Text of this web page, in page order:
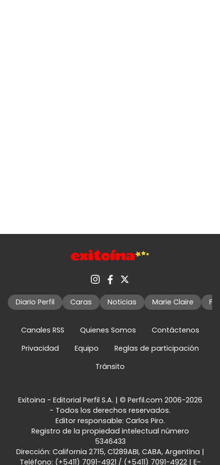
Diario Perfil Caras Noticias Marie Claire
Canales RSS Quienes Somos
Contáctenos
Privacidad
Equipo
Reglas de participación
Tránsito
Exitoina - Editorial Perfil S.A. | © Perfil.com 2006-2026
- Todos los derechos reservados.
Editor responsable: Carlos Piro.
Registro de la propiedad intelectual número
5346433
Dirección: California 2715, C1289ABI, CABA, Argentina |
Teléfono: (+5411) 7091-4921 / (+5411) 7091-4922| E-